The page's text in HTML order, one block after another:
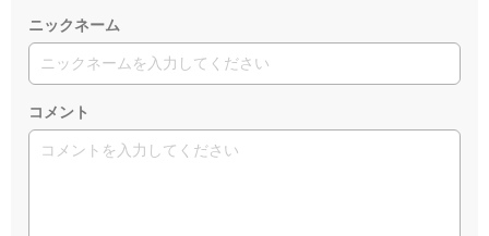
ニックネーム
コメント